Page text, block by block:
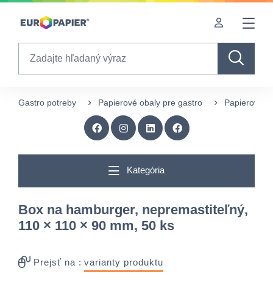
Table Of Content
Doplnkové produkty
Zaujímavé produkty pre Vás
Gastro potreby Papierové obaly pre gastro Papierové
Kategória
Box na hamburger, nepremastiteľný,
110 × 110 × 90 mm, 50 ks
Prejsť na : varianty produktu